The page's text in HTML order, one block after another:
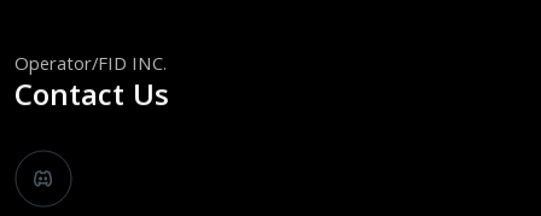
Operator/FID INC.
Contact Us